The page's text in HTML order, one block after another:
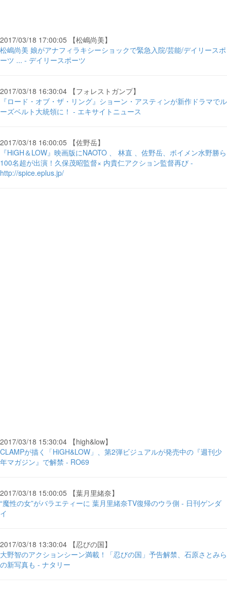
2017/03/18 17:00:05 【松嶋尚美】
松嶋尚美 娘がアナフィラキシーショックで緊急入院/芸能/デイリースポ
ーツ ... - デイリースポーツ
2017/03/18 16:30:04 【フォレストガンプ】
『ロード・オブ・ザ・リング』ショーン・アスティンが新作ドラマでル
ーズベルト大統領に！ - エキサイトニュース
2017/03/18 16:00:05 【佐野岳】
『HiGH＆LOW』映画版にNAOTO 、 林直 、佐野岳、ボイメン水野勝ら
100名超が出演！久保茂昭監督× 内貴仁アクション監督再び -
http://spice.eplus.jp/
2017/03/18 15:30:04 【high&low】
CLAMPが描く「HiGH&LOW」、第2弾ビジュアルが発売中の『週刊少
年マガジン』で解禁 - RO69
2017/03/18 15:00:05 【葉月里緒奈】
“魔性の女”がバラエティーに 葉月里緒奈TV復帰のウラ側 - 日刊ゲンダ
イ
2017/03/18 13:30:04 【忍びの国】
大野智のアクションシーン満載！「忍びの国」予告解禁、石原さとみら
の新写真も - ナタリー